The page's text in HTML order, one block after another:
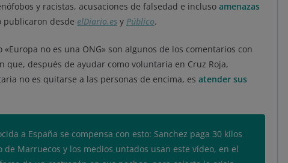
y racistas, acusaciones de falsedad e incluso amenazas
publicaron desde elDiario.es y Público.
no es una ONG» son algunos de los comentarios con
que, después de ayudar como voluntaria en Cruz Roja,
no es quitarse a las personas de encima, es atender sus
a España se compensa con esto: Sanchez paga 30 kilos
Marruecos y los medios untados usan este vídeo, en el